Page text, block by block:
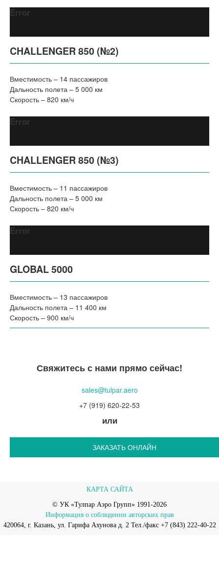
Error
CHALLENGER 850 (№2)
Вместимость – 14 пассажиров
Дальность полета – 5 000 км
Скорость – 820 км/ч
Error
CHALLENGER 850 (№3)
Вместимость – 11 пассажиров
Дальность полета – 5 000 км
Скорость – 820 км/ч
Error
GLOBAL 5000
Вместимость – 13 пассажиров
Дальность полета – 11 400 км
Скорость – 900 км/ч
Свяжитесь с нами прямо сейчас!
sales@tulpar.aero
+7 (919) 620-22-53
или
ЗАКАЗАТЬ ОНЛАЙН
КАРТА САЙТА
© УК «Тулпар Аэро Групп» 1991-2026
Информация о соблюдении авторских прав
420064, г. Казань, ул. Гарифа Ахунова д. 2 Тел./факс +7 (843) 222-40-22